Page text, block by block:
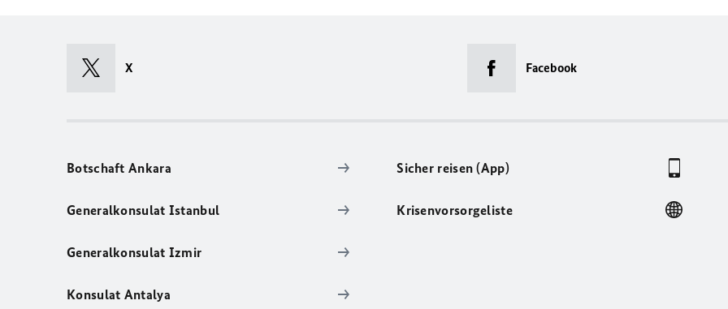
X Facebook
Botschaft Ankara
Generalkonsulat Istanbul
Generalkonsulat Izmir
Konsulat Antalya
Sicher reisen (App)
Krisenvorsorgeliste